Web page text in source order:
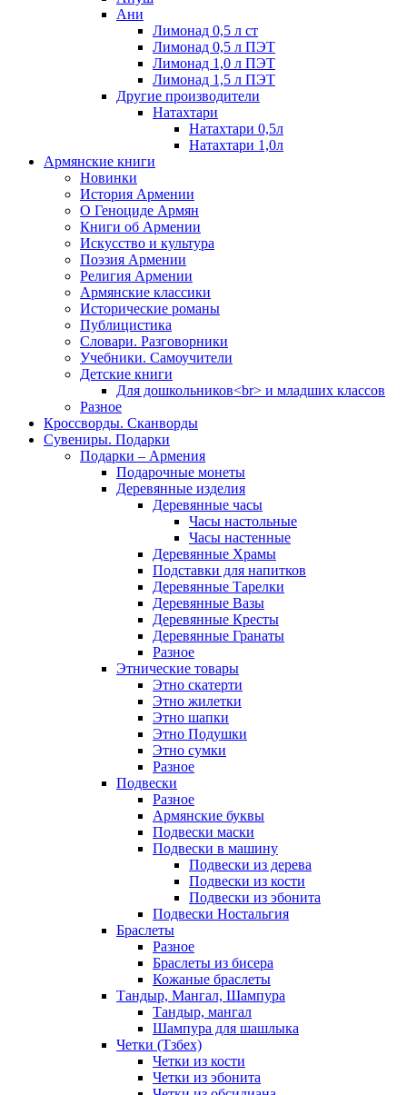
Ани
Лимонад 0,5 л ст
Лимонад 0,5 л ПЭТ
Лимонад 1,0 л ПЭТ
Лимонад 1,5 л ПЭТ
Другие производители
Натахтари
Натахтари 0,5л
Натахтари 1,0л
Армянские книги
Новинки
История Армении
О Геноциде Армян
Книги об Армении
Иcкусство и культура
Поэзия Армении
Религия Армении
Армянские классики
Исторические романы
Публицистика
Словари. Разговорники
Учебники. Самоучители
Детские книги
Для дошкольников<br> и младших классов
Разное
Кроссворды. Сканворды
Сувениры. Подарки
Подарки – Армения
Подарочные монеты
Деревянные изделия
Деревянные часы
Часы настольные
Часы настенные
Деревянные Храмы
Подставки для напитков
Деревянные Тарелки
Деревянные Вазы
Деревянные Кресты
Деревянные Гранаты
Разное
Этнические товары
Этно скатерти
Этно жилетки
Этно шапки
Этно Подушки
Этно сумки
Разное
Подвески
Разное
Армянские буквы
Подвески маски
Подвески в машину
Подвески из дерева
Подвески из кости
Подвески из эбонита
Подвески Ностальгия
Браслеты
Разное
Браслеты из бисера
Кожаные браслеты
Тандыр, Мангал, Шампура
Тандыр, мангал
Шампура для шашлыка
Четки (Тзбех)
Четки из кости
Четки из эбонита